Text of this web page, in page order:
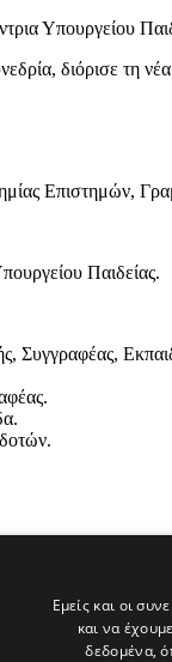
Υπουργείου
διόρισε τη νέα
Επιστημών,
Παιδείας.
Συγγραφέας,
Εμείς και οι
και να
δεδομένα,